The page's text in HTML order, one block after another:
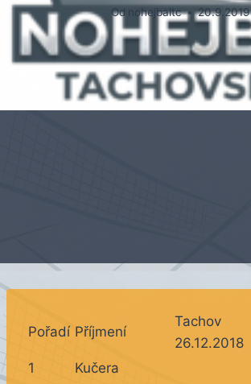
Od nohejbaltc 20.9.2019
Pořadí Příjmení
Tachov
26.12.2018
1
Kučera